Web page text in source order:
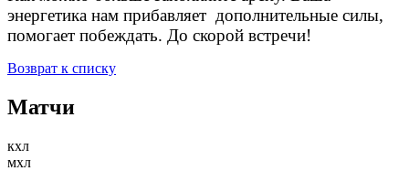
энергетика нам прибавляет дополнительные силы,
помогает побеждать. До скорой встречи!
Возврат к списку
Матчи
кхл
мхл